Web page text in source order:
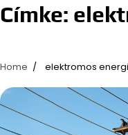
Címke:
Home elektromos